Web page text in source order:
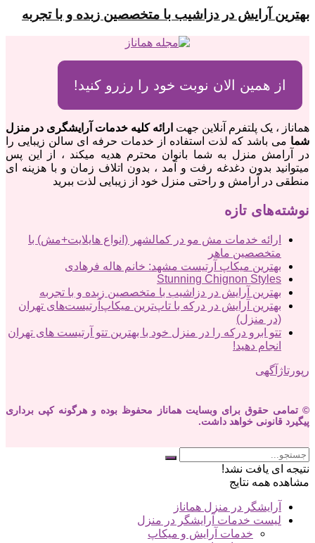
بهترین آرایش در دزاشیب با متخصصین زبده و با تجربه
از همین الان نوبت خود را رزرو کنید!
هماناز ، یک پلتفرم آنلاین جهت ارائه کلیه خدمات آرایشگری در منزل
شما می باشد که لذت استفاده از خدمات حرفه ای سالن زیبایی را
در آرامش منزل به شما بانوان محترم هدیه میکند ، از این پس
میتوانید بدون دغدغه رفت و آمد ، بدون اتلاف زمان و با هزینه ای
منطقی در آرامش و راحتی منزل خود از زیبایی لذت ببرید
نوشته‌های تازه
ارائه خدمات مش مو در کمالشهر (انواع هایلایت+مش) با
متخصصین ماهر
بهترین میکاپ آرتیست مشهد: خانم هاله فرهادی
Stunning Chignon Styles
بهترین آرایش در دزاشیب با متخصصین زبده و با تجربه
بهترین آرایش در درکه با تاپ‌ترین میکاپ‌آرتیست‌های تهران
(در منزل)
تتو ابرو درکه را در منزل خود با بهترین تتو آرتیست های تهران
انجام دهید!
رپورتاژآگهی
© تمامی حقوق برای وبسایت هماناز محفوظ بوده و هرگونه کپی برداری
پیگیرد قانونی خواهد داشت.
نتیجه ای یافت نشد!
مشاهده همه نتایج
آرایشگر در منزل هماناز
لیست خدمات آرایشگر در منزل
خدمات آرایش و میکاپ